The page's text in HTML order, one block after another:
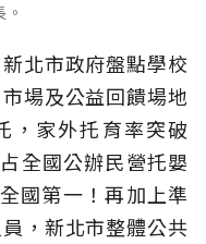
北市政府盤點學校
場及公益回饋場地
，家外托育率突破
全國公辦民營托嬰
國第一！再加上準
，新北市整體公共